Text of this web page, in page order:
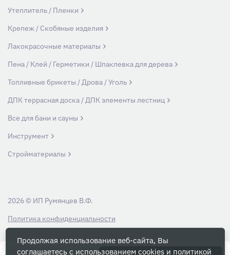
Утеплитель / Пленки
Крепеж / Скобяные изделия
Лакокрасочные материалы
Пена / Клей / Герметики / Шпаклевка для дерева
Топливные брикеты / Дрова / Уголь
ДПК террасная доска / ДПК элементы лестниц
Все для бани и сауны
Инструмент
Стройматериалы
Вся информация на данном сайте носит ознакомительный характер и ни
Политика конфиденциальности
2026 © ИП Румянцев В.Ф.
Продолжая использование веб-сайта, Вы
соглашаетесь с использованием cookies и политикой